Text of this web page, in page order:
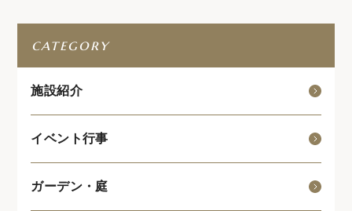
category
施設紹介
イベント行事
ガーデン・庭